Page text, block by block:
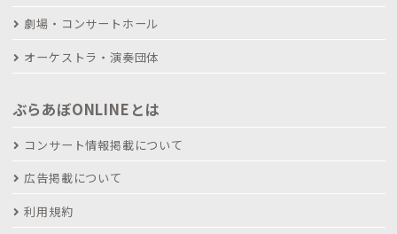
劇場・コンサートホール
オーケストラ・演奏団体
ぶらあぼONLINEとは
コンサート情報掲載について
広告掲載について
利用規約